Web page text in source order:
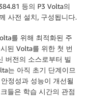
등의 P3 Volta의
사전 설치, 구성됩니다.
를 위해 최적화된 주
된 Volta를 위한 첫 번
버전의 소스로부터 빌
는 아직 초기 단계이므
정성과 성능이 개선될
들은 학습 시간의 관점